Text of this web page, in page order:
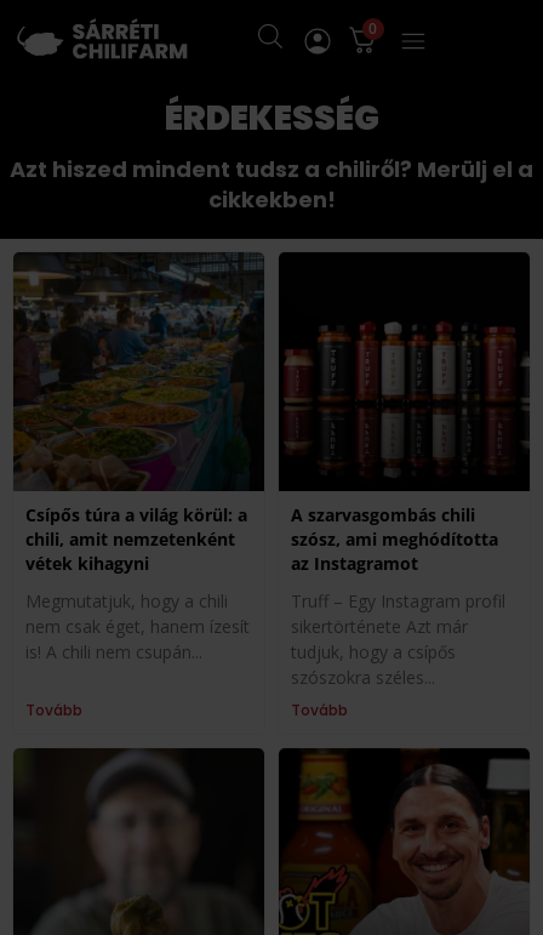
0
ÉRDEKESSÉG
Azt hiszed mindent tudsz a chiliről? Merülj el a
cikkekben!
Csípős túra a világ körül: a
chili, amit nemzetenként
vétek kihagyni
Megmutatjuk, hogy a chili
nem csak éget, hanem ízesít
is! A chili nem csupán
Tovább
A szarvasgombás chili
szósz, ami meghódította
az Instagramot
Truff – Egy Instagram profil
sikertörténete Azt már
tudjuk, hogy a csípős
szószokra széles
Tovább